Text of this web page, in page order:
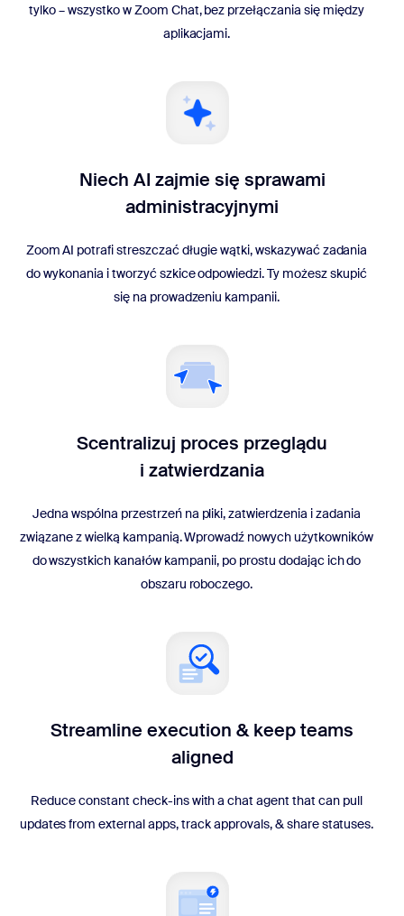
tylko – wszystko w Zoom Chat, bez przełączania się między
aplikacjami.
Niech AI zajmie się sprawami
administracyjnymi
Zoom AI potrafi streszczać długie wątki, wskazywać zadania
do wykonania i tworzyć szkice odpowiedzi. Ty możesz skupić
się na prowadzeniu kampanii.
Scentralizuj proces przeglądu
i zatwierdzania
Jedna wspólna przestrzeń na pliki, zatwierdzenia i zadania
związane z wielką kampanią. Wprowadź nowych użytkowników
do wszystkich kanałów kampanii, po prostu dodając ich do
obszaru roboczego.
Streamline execution & keep teams
aligned
Reduce constant check-ins with a chat agent that can pull
updates from external apps, track approvals, & share statuses.